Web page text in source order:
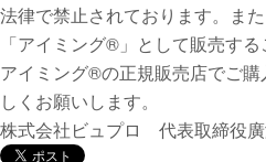
法律で禁止されております。ま
「アイミング®️」として販売す
アイミング®️の正規販売店でご
しくお願いします。
株式会社ビュプロ 代表取締役